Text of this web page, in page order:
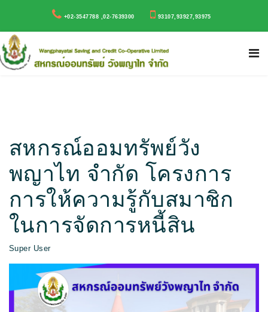
+02-3547788 ,02-7639300 93107,93927,93975
สหกรณ์ออมทรัพย์วัง
พญาไท จำกัด โครงการ
การให้ความรู้กับสมาชิก
ในการจัดการหนี้สิน
Super User